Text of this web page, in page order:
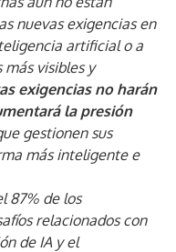
nuevas exigencias en
artificial o a
visibles y
exigencias no harán
la presión
gestionen sus
más inteligente e
87% de los
relacionados con
de IA y el